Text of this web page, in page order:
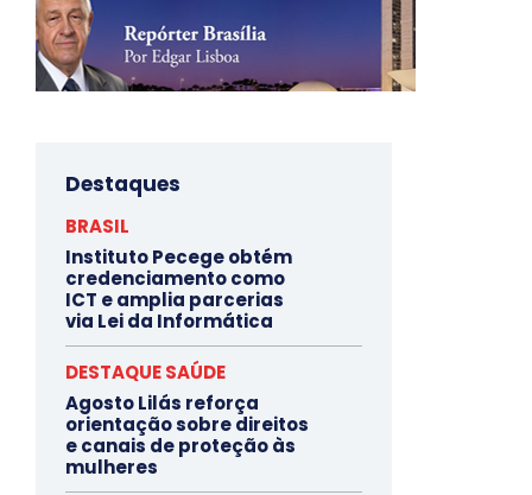
Destaques
BRASIL
Instituto Pecege obtém
credenciamento como
ICT e amplia parcerias
via Lei da Informática
DESTAQUE SAÚDE
Agosto Lilás reforça
orientação sobre direitos
e canais de proteção às
mulheres